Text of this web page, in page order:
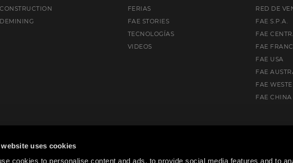
uses cookies
cookies to personalise content and ads, to provide social media features and to
CONSTRUCTION
DEMINING
FERIAS
FAE STORIES
TECNOLOGÍAS
VIDEOS
RED DE
FAE S.P.A.
FAE
FAE
FAE USA
FAE
FAE
FAE CHINA
Borgo d'Anaunia (TN), Italia